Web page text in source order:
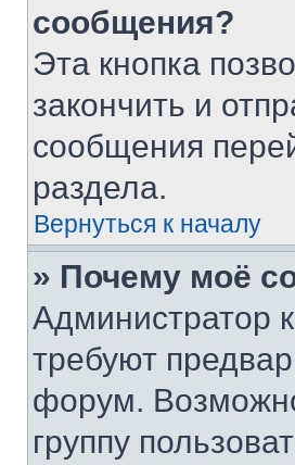
сообщения?
Эта кнопка
закончить и
сообщения
раздела.
Вернуться к началу
» Почему моё
Администратор
требуют
форум.
группу